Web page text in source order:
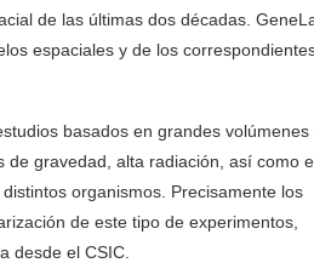
de las últimas dos décadas.
espaciales y de los
basados en grandes volúmenes
de gravedad, alta radiación, así como
organismos. Precisamente los
de este tipo de experimentos,
desde el CSIC.